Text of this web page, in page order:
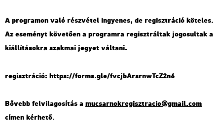
A prog­ra­mon való rész­vé­tel in­gye­nes, de re­giszt­rá­ció kö­te­les.
Az ese­ményt kö­ve­tő­en a prog­ram­ra re­giszt­rál­tak jo­go­sul­tak a
ki­ál­lí­tá­sok­ra szak­mai je­gyet vál­ta­ni.
re­giszt­rá­ció: https://​forms.​gle/​fvc​jbAr​srnw​TcZ2​n6
Bő­vebb fel­vi­la­go­sí­tás a mu­csar­nok­re­giszt­ra­cio@​gmail.​com
címen kér­he­tő.